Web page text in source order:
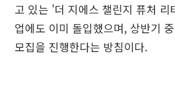
고 있는 '더 지에스 챌린지 퓨처 리
업에도 이미 돌입했으며, 상반기
모집을 진행한다는 방침이다.